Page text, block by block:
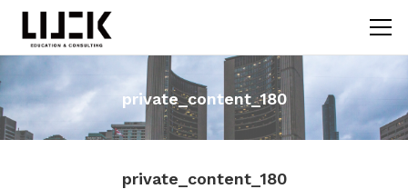
private_content_180
private_content_180